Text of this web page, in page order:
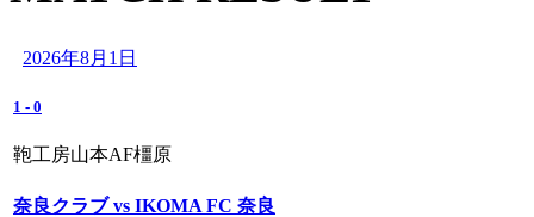
2026年8月1日
1 - 0
鞄工房山本AF橿原
奈良クラブ vs IKOMA FC 奈良